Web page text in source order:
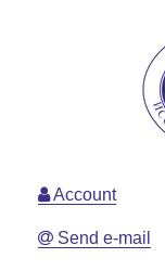
Account
Send e-mail